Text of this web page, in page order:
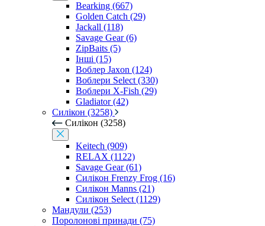
Bearking (667)
Golden Catch (29)
Jackall (118)
Savage Gear (6)
ZipBaits (5)
Інші (15)
Воблер Jaxon (124)
Воблери Select (330)
Воблери X-Fish (29)
Gladiator (42)
Силікон (3258)
Силікон (3258)
Keitech (909)
RELAX (1122)
Savage Gear (61)
Силікон Frenzy Frog (16)
Силікон Manns (21)
Силікон Select (1129)
Мандули (253)
Поролонові принади (75)